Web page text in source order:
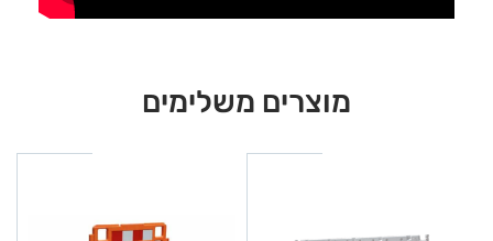
מוצרים משלימים